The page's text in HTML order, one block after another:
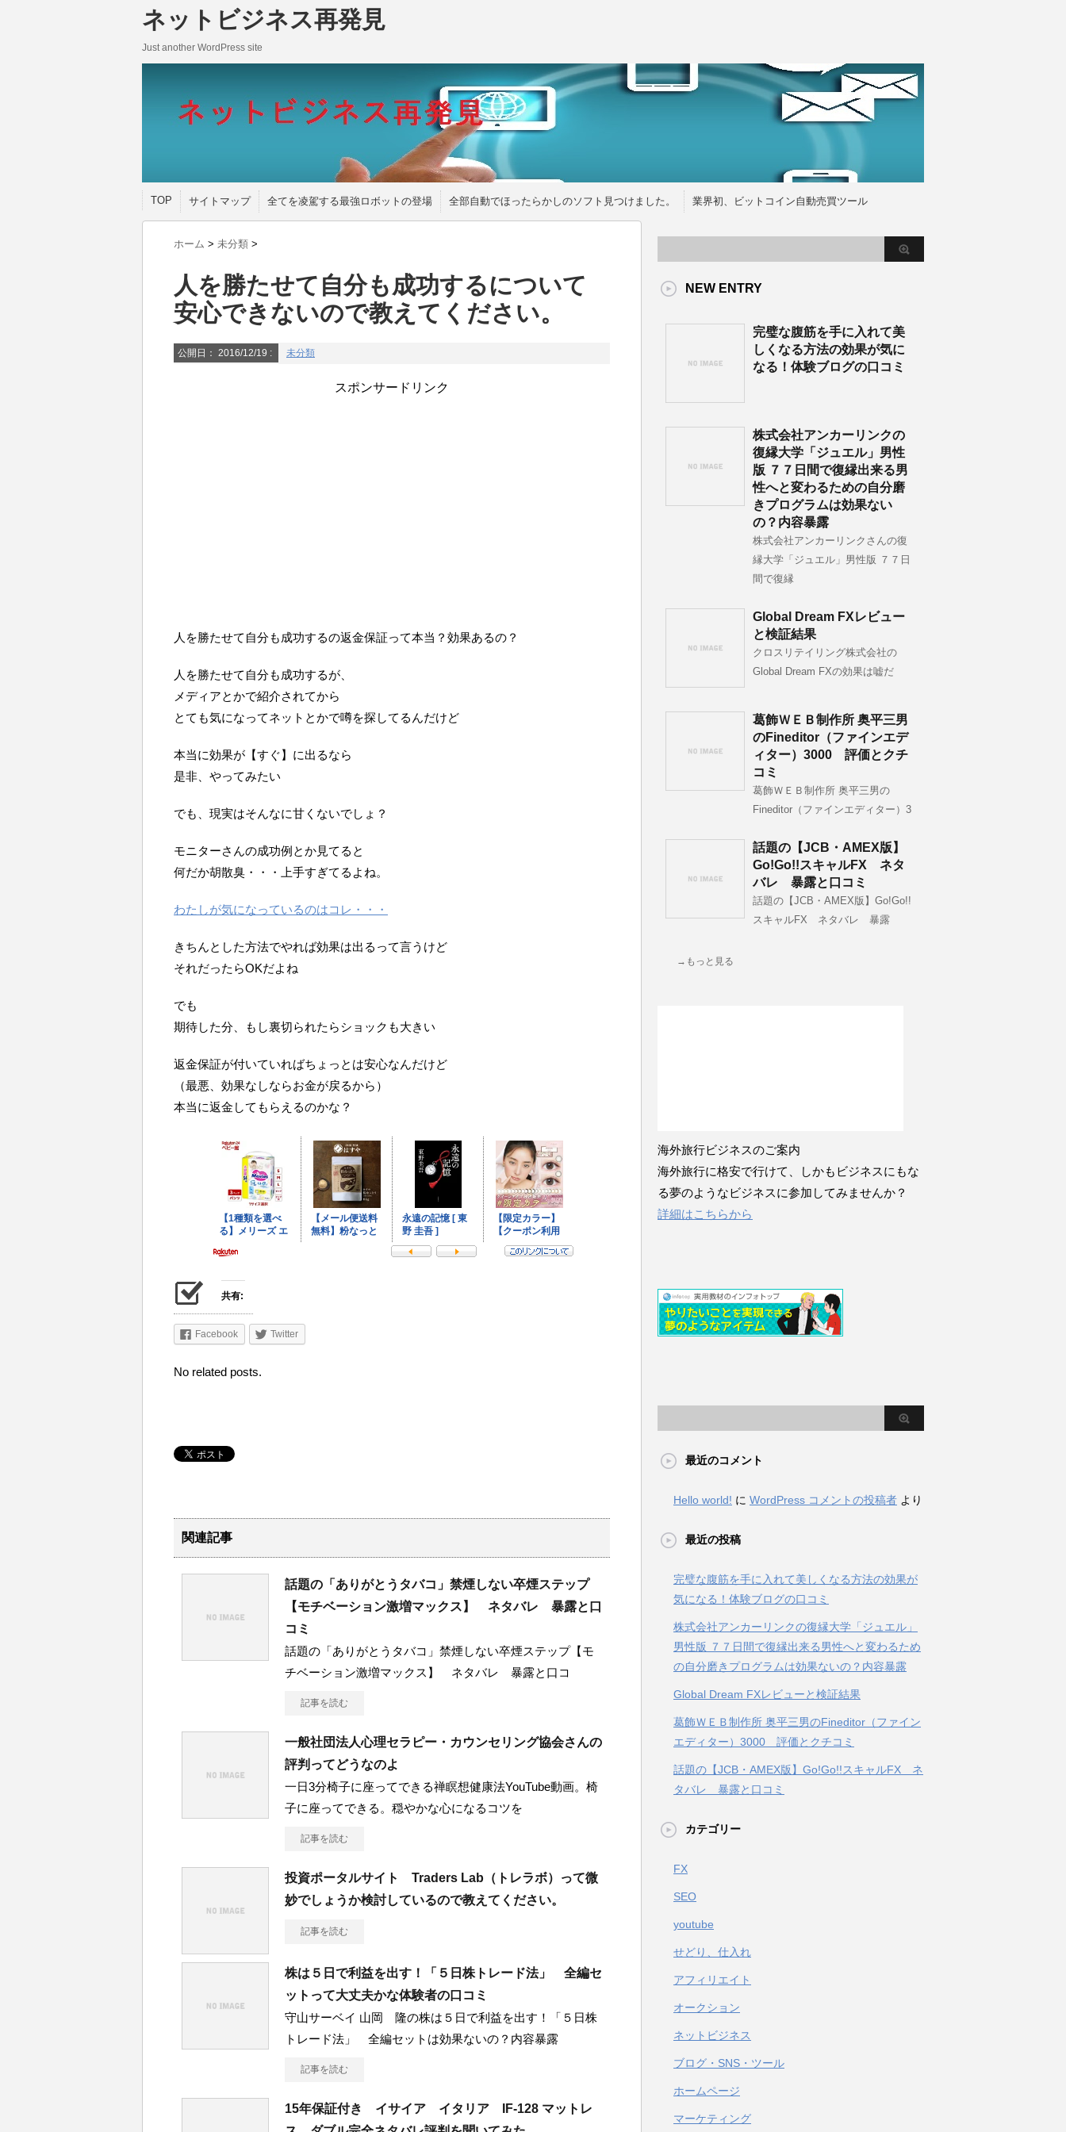
ネットビジネス再発見
Just another WordPress site
TOP サイトマップ 全てを凌駕する最強ロボットの登場 全部自動でほったらかしのソフト見つけました。 業界初、ビットコイン自動売買ツール
ホーム > 未分類 >
人を勝たせて自分も成功するについて
安心できないので教えてください。
公開日： 2016/12/19 : 未分類
スポンサードリンク
人を勝たせて自分も成功するの返金保証って本当？効果あるの？
人を勝たせて自分も成功するが、
メディアとかで紹介されてから
とても気になってネットとかで噂を探してるんだけど
本当に効果が【すぐ】に出るなら
是非、やってみたい
でも、現実はそんなに甘くないでしょ？
モニターさんの成功例とか見てると
何だか胡散臭・・・上手すぎてるよね。
わたしが気になっているのはコレ・・・
きちんとした方法でやれば効果は出るって言うけど
それだったらOKだよね
でも
期待した分、もし裏切られたらショックも大きい
返金保証が付いていればちょっとは安心なんだけど
（最悪、効果なしならお金が戻るから）
本当に返金してもらえるのかな？
共有:
Facebook Twitter
No related posts.
関連記事
話題の「ありがとうタバコ」禁煙しない卒煙ステップ
【モチベーション激増マックス】 ネタバレ 暴露と口
コミ
話題の「ありがとうタバコ」禁煙しない卒煙ステップ【モ
チベーション激増マックス】 ネタバレ 暴露と口コ
記事を読む
一般社団法人心理セラピー・カウンセリング協会さんの
評判ってどうなのよ
一日3分椅子に座ってできる禅瞑想健康法YouTube動画。椅
子に座ってできる。穏やかな心になるコツを
記事を読む
投資ポータルサイト Traders Lab（トレラボ）って微
妙でしょうか検討しているので教えてください。
記事を読む
株は５日で利益を出す！「５日株トレード法」 全編セ
ットって大丈夫かな体験者の口コミ
守山サーベイ 山岡 隆の株は５日で利益を出す！「５日株
トレード法」 全編セットは効果ないの？内容暴露
記事を読む
15年保証付き イサイア イタリア IF-128 マットレ
NEW ENTRY
完璧な腹筋を手に入れて美
しくなる方法の効果が気に
なる！体験ブログの口コミ
株式会社アンカーリンクの
復縁大学「ジュエル」男性
版 ７７日間で復縁出来る男
性へと変わるための自分磨
きプログラムは効果ない
の？内容暴露
株式会社アンカーリンクさんの復
縁大学「ジュエル」男性版 ７７日
間で復縁
Global Dream FXレビュー
と検証結果
クロスリテイリング株式会社の
Global Dream FXの効果は嘘だ
葛飾ＷＥＢ制作所 奥平三男
のFineditor（ファインエデ
ィター）3000 評価とクチ
コミ
葛飾ＷＥＢ制作所 奥平三男の
Fineditor（ファインエディター）3
話題の【JCB・AMEX版】
Go!Go!!スキャルFX ネタ
バレ 暴露と口コミ
話題の【JCB・AMEX版】Go!Go!!
スキャルFX ネタバレ 暴露
→もっと見る
海外旅行ビジネスのご案内
海外旅行に格安で行けて、しかもビジネスにもな
る夢のようなビジネスに参加してみませんか？
詳細はこちらから
最近のコメント
Hello world! に WordPress コメントの投稿者 より
最近の投稿
完璧な腹筋を手に入れて美しくなる方法の効果が
気になる！体験ブログの口コミ
株式会社アンカーリンクの復縁大学「ジュエル」
男性版 ７７日間で復縁出来る男性へと変わるため
の自分磨きプログラムは効果ないの？内容暴露
Global Dream FXレビューと検証結果
葛飾ＷＥＢ制作所 奥平三男のFineditor（ファイン
エディター）3000 評価とクチコミ
話題の【JCB・AMEX版】Go!Go!!スキャルFX ネ
タバレ 暴露と口コミ
カテゴリー
FX
SEO
youtube
せどり、仕入れ
アフィリエイト
オークション
ネットビジネス
ブログ・SNS・ツール
ホームページ
マーケティング